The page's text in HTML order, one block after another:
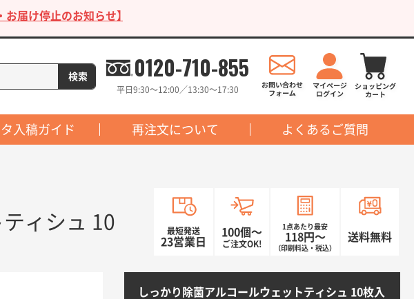
届け停止のお知らせ】
0120-710-855
平日9:30〜12:00／13:30〜17:30
入稿ガイド 再注文について よくあるご質問
ィシュ 10
最短発送
23営業日
100個〜
ご注文OK!
1点あたり最安
118円〜
（印刷料込・税込）
送料無料
しっかり除菌アルコールウェットティシュ 10枚入